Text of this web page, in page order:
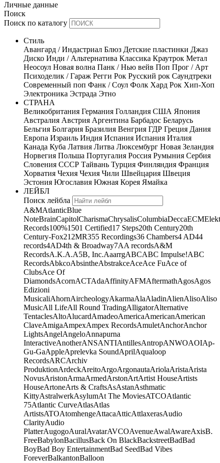
Личные данные
Поиск
Поиск по каталогу
Стиль
Авангард / Индастриал Блюз Детские пластинки Джаз
Диско Инди / Альтернатива Классика Краутрок Метал
Неосоул Новая волна Панк / Нью вейв Поп Прог / Арт
Психоделик / Гараж Регги Рок Русский рок Саундтреки
Современный поп Фанк / Соул Фолк Хард Рок Хип-Хоп
Электроника Эстрада Этно
СТРАНА
Великобритания Германия Голландия США Япония
Австралия Австрия Аргентина Барбадос Беларусь
Бельгия Болгария Бразилия Венгрия ГДР Греция Дания
Европа Израиль Индия Испания Испания Италия
Канада Куба Латвия Литва Люксембург Новая Зеландия
Норвегия Польша Португалия Россия Румыния Сербия
Словения СССР Тайвань Турция Финляндия Франция
Хорватия Чехия Чехия Чили Швейцария Швеция
Эстония Югославия Южная Корея Ямайка
ЛЕЙБЛ
Поиск лейбла
A&MAtlanticBlue
NoteBrainCapitolCharismaChrysalisColumbiaDeccaECM
Records100%1501 Certified17 Steps20th Century20th
Century-Fox21 2MR355 Recordings36 Chambers4 AD44
records4AD4th & Broadway7AA recordsA&M
RecordsA.K.A.A5B, Inc.AaarrgABCABC Impulse!ABC
RecordsAbkcoAbsintheAbstrakceAceAce FuAce of
ClubsAce Of
DiamondsAcornACTAdaAffinityAFMAftermathAgosAgos
Edizioni
MusicaliAhornAircheologyAkarmaAlaAladinAlienAlisoAliso
MusicAll LifeAll Round TradingAlligatorAlternative
TentaclesAltoAlucardAmadeoAmericaAmericanAmerican
ClaveAmigaAmpexAmpex RecordsAmuletAnchorAnchor
LightsAngelAngeloAnnapurna
InteractiveAnotherANSANTIAntillesAntropANWOAOIAp-
Gu-GaAppleAprelevka SoundAprilAqualoop
RecordsARCArchiv
ProduktionArdeckAreitoArgoArgonautaAriolaAristaArista
NovusAristonArmaArmedArstonArtArtist HouseArtists
HouseArtoneArts & CraftsAsAstanAsthmatic
KittyAstralwerkAsylumAt The MoviesATCOAtlantic
75Atlantic CurveAtlasAtlas
ArtistsATOAtomhengeAttacaAtticAttlaxerasAudio
ClarityAudio
PlatterAugogoAuralAvatarAVCOAvenueAwalAwareAxisB.
FreeBabylonBacillusBack On BlackBackstreetBadBad
BoyBad Boy EntertainmentBad SeedBad Vibes
ForeverBalkantonBalloon